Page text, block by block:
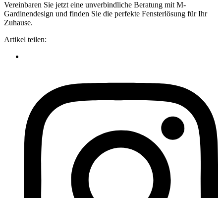
Vereinbaren Sie jetzt eine unverbindliche Beratung mit M-
Gardinendesign und finden Sie die perfekte Fensterlösung für Ihr
Zuhause.
Artikel teilen: